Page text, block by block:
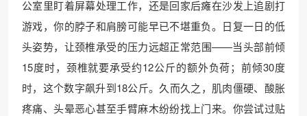
公室里盯着屏幕处理工作，还是回家后瘫在沙发上追剧打
游戏，你的脖子和肩膀可能早已不堪重负。日复一日的低
头姿势，让颈椎承受的压力远超正常范围——当头部前倾
15度时，颈椎就要承受约12公斤的额外负荷；前倾30度
时，这个数字飙升到18公斤。久而久之，肌肉僵硬、酸胀
疼痛、头晕恶心甚至手臂麻木纷纷找上门来。你尝试过贴